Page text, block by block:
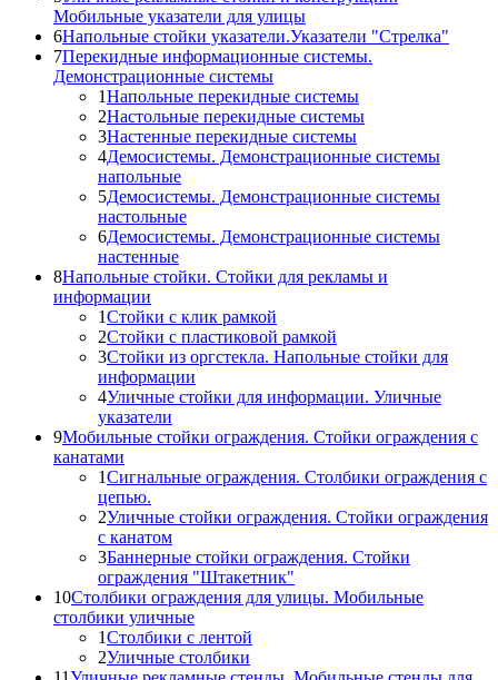
Мобильные указатели для улицы
6Напольные стойки указатели.Указатели "Стрелка"
7Перекидные информационные системы.
Демонстрационные системы
1Напольные перекидные системы
2Настольные перекидные системы
3Настенные перекидные системы
4Демосистемы. Демонстрационные системы
напольные
5Демосистемы. Демонстрационные системы
настольные
6Демосистемы. Демонстрационные системы
настенные
8Напольные стойки. Стойки для рекламы и
информации
1Стойки с клик рамкой
2Стойки с пластиковой рамкой
3Стойки из оргстекла. Напольные стойки для
информации
4Уличные стойки для информации. Уличные
указатели
9Мобильные стойки ограждения. Стойки ограждения с
канатами
1Сигнальные ограждения. Столбики ограждения с
цепью.
2Уличные стойки ограждения. Стойки ограждения
с канатом
3Баннерные стойки ограждения. Стойки
ограждения "Штакетник"
10Столбики ограждения для улицы. Мобильные
столбики уличные
1Столбики с лентой
2Уличные столбики